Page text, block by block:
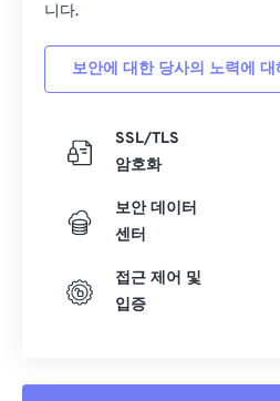
니다.
보안에 대한 당사의 노력에
SSL/TLS
암호화
보안 데이터
센터
접근 제어 및
입증